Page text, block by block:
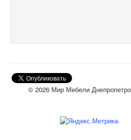
© 2026 Мир Мебели
.